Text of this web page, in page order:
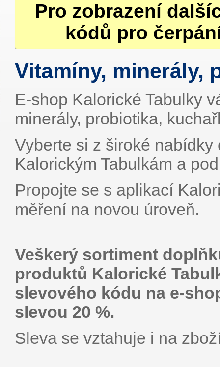
Pro zobrazení
kódů pro
Vitamíny, minerály,
E-shop Kalorické Tabulky
minerály, probiotika,
Vyberte si z široké
Kalorickým Tabulkám a
Propojte se s aplikací
měření na novou úroveň.
Veškerý sortiment
produktů Kalorické
slevového kódu na e-
slevou 20 %.
Sleva se vztahuje i na